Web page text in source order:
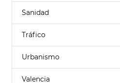
Sanidad
Tráfico
Urbanismo
Valencia